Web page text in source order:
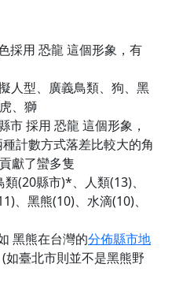
採用 恐龍 這個形象，有
人型、廣義鳥類、狗、黑
、獅
市 採用 恐龍 這個形象，
計數方式落差比較大的角
獻了蠻多隻
(20縣市)*、人類(13)、
、黑熊(10)、水滴(10)、
黑熊在台灣的分佈縣市地
如臺北市則並不是黑熊野